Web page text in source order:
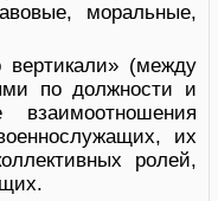
моральные,
(между
по должности и
их
ролей,